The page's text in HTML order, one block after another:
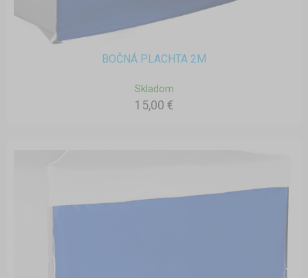
BOČNÁ PLACHTA 2M
Skladom
15,00 €